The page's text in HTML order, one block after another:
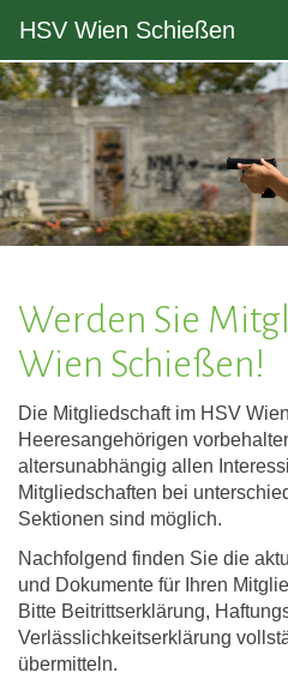
HSV Wien Schießen
Werden Sie
Wien Schießen!
Die Mitgliedschaft im HSV
Heeresangehörigen
altersunabhängig allen
Mitgliedschaften bei
Sektionen sind möglich.
Nachfolgend finden Sie die
und Dokumente für Ihren
Bitte Beitrittserklärung,
Verlässlichkeitserklärung
übermitteln.